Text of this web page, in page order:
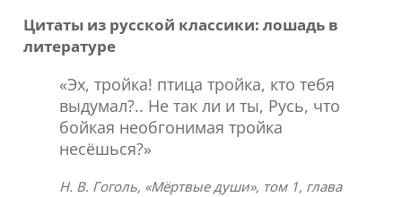
Цитаты из русской классики: лошадь в
литературе
«Эх, тройка! птица тройка, кто тебя
выдумал?.. Не так ли и ты, Русь, что
бойкая необгонимая тройка
несёшься?»
Н. В. Гоголь, «Мёртвые души», том 1, глава